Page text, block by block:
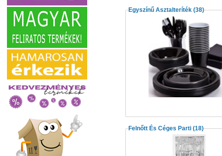
Egyszínű Asztalteríték(38)
Felnőtt És Céges Parti(18)